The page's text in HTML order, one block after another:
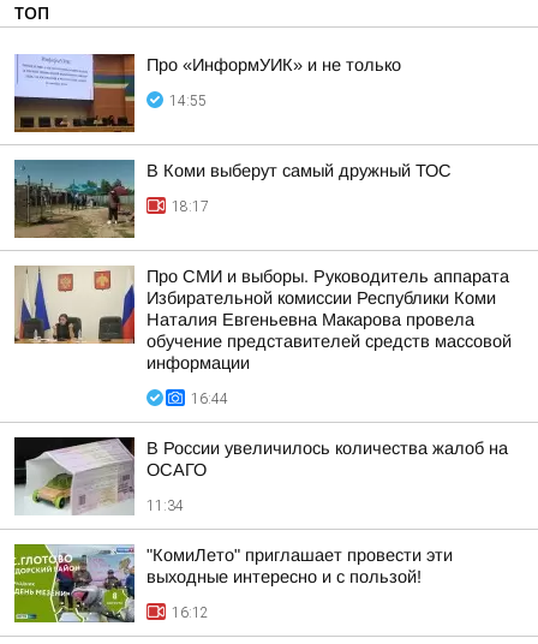
ТОП
Про «ИнформУИК» и не только
14:55
В Коми выберут самый дружный ТОС
18:17
Про СМИ и выборы. Руководитель аппарата
Избирательной комиссии Республики Коми
Наталия Евгеньевна Макарова провела
обучение представителей средств массовой
информации
16:44
В России увеличилось количества жалоб на
ОСАГО
11:34
"КомиЛето" приглашает провести эти
выходные интересно и с пользой!
16:12